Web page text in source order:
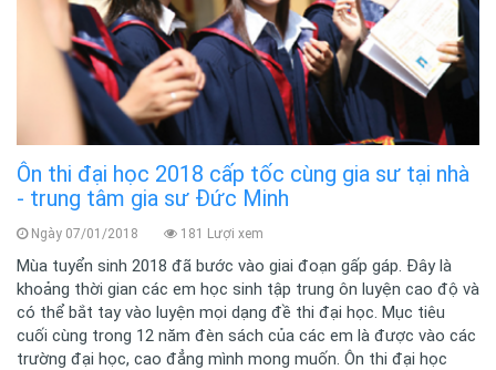
Ôn thi đại học 2018 cấp tốc cùng gia sư tại nhà
- trung tâm gia sư Đức Minh
Ngày 07/01/2018 181 Lượi xem
Mùa tuyển sinh 2018 đã bước vào giai đoạn gấp gáp. Đây là
khoảng thời gian các em học sinh tập trung ôn luyện cao độ và
có thể bắt tay vào luyện mọi dạng đề thi đại học. Mục tiêu
cuối cùng trong 12 năm đèn sách của các em là được vào các
trường đại học, cao đẳng mình mong muốn. Ôn thi đại học